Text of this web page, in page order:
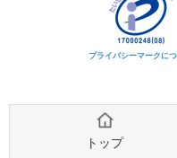
プライバシーマークに
トップ